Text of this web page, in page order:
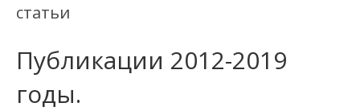
статьи
Публикации 2012-2019
годы.